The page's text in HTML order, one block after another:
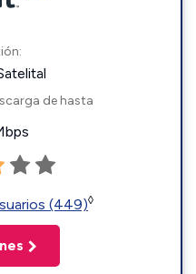
de hasta
(449)◊